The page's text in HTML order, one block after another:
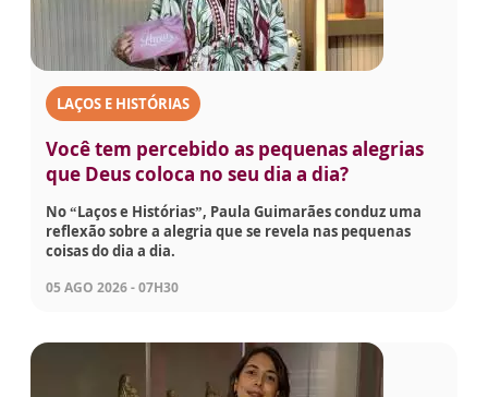
LAÇOS E HISTÓRIAS
Você tem percebido as pequenas alegrias
que Deus coloca no seu dia a dia?
No “Laços e Histórias”, Paula Guimarães conduz uma
reflexão sobre a alegria que se revela nas pequenas
coisas do dia a dia.
05 AGO 2026 - 07H30